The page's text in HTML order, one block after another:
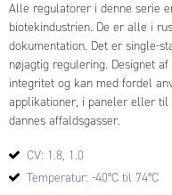
Alle regulatorer i denne serie
biotekindustrien. De er alle i
dokumentation. Det er single-
nøjagtig regulering. Designet
integritet og kan med fordel
applikationer, i paneler eller til
dannes affaldsgasser.
CV: 1.8, 1.0
Temperatur: -40°C til 74°C